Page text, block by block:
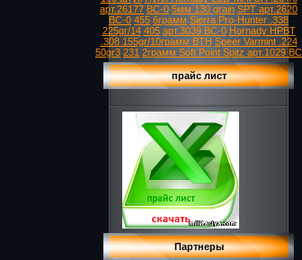
арт.26177 ВС-0 5мм 130 grain SPT арт.2620
ВС-0 455 6грамм Sierra Pro-Hunter .338
225gr/14 405 арт.3039 ВС-0 Hornady HPBT
.308 155gr/10грамм BTH Speer Varmint .224
50gr3 231 2грамм Soft Point Spitz арт.1029 ВС
прайс лист
Партнеры